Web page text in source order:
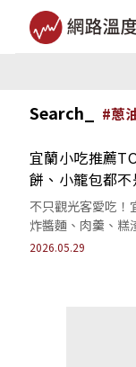
Search_ #蔥
宜蘭小吃推薦
餅、小籠包都
不只觀光客愛吃！
炸醬麵、肉羹、糕
2026.05.29